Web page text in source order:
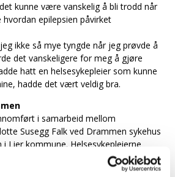
kunne være vanskelig å bli trodd når
epilepsien påvirket
ikke så mye tyngde når jeg prøvde å
det vanskeligere for meg å gjøre
hatt en helsesykepleier som kunne
hadde det vært veldig bra.
i samarbeid mellom
Susegg Falk ved Drammen sykehus
Lier kommune. Helsesykepleierne
med epilepsi gjennom samtaler og
sykehuset bidro med faglig